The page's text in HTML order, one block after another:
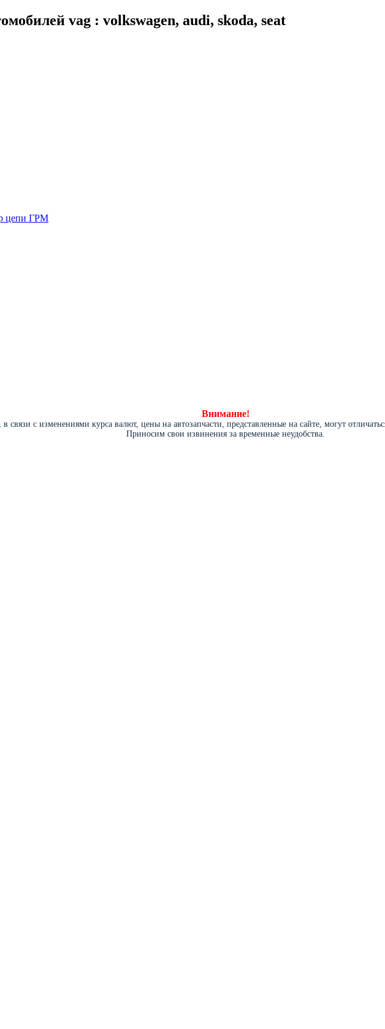
vag : volkswagen, audi, skoda, seat
цепи ГРМ
Внимание!
связи с изменениями курса валют, цены на автозапчасти, представленные на сайте, могут
Приносим свои извинения за временные неудобства.